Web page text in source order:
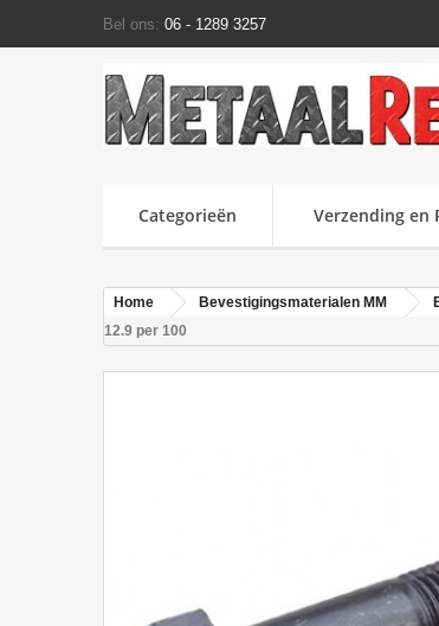
Bel ons: 06 - 1289 3257
Categorieën Verzending en
Home Bevestigingsmaterialen MM
12.9 per 100